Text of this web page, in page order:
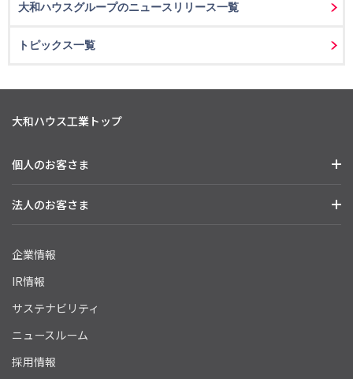
大和ハウスグループのニュースリリース一覧
トピックス一覧
大和ハウス工業トップ
個人のお客さま
法人のお客さま
企業情報
IR情報
サステナビリティ
ニュースルーム
採用情報